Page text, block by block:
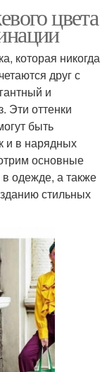
цвета
которая никогда
друг с
и
Эти оттенки
быть
и в нарядных
основные
одежде, а также
стильных